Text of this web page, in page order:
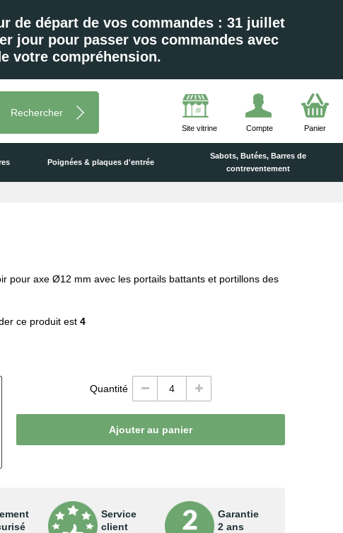
de départ de vos commandes : 31 juillet
jour pour passer vos commandes avec
votre compréhension.
Panier
Compte
Site vitrine
Rechercher
Poignées & plaques d'entrée
Sabots, Butées, Barres de
contreventement
pour axe Ø12 mm avec les portails battants et portillons des
ce produit est 4
Quantité
Ajouter au panier
Service
client
Garantie
2 ans